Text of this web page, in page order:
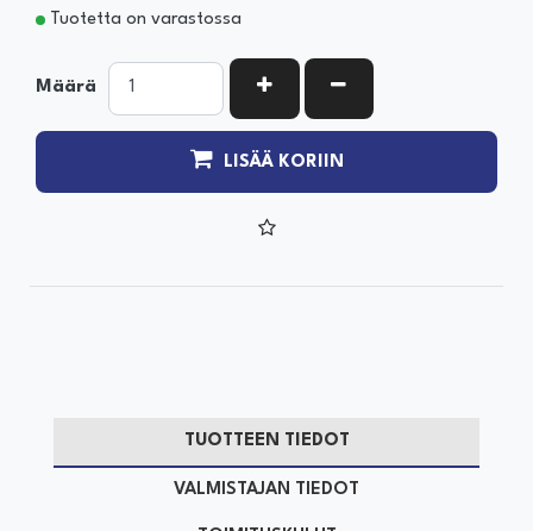
Tuotetta on varastossa
Määrä KASVATA MÄÄRÄÄ
VÄHENNÄ MÄÄRÄÄ
LISÄÄ KORIIN
TUOTTEEN TIEDOT
VALMISTAJAN TIEDOT